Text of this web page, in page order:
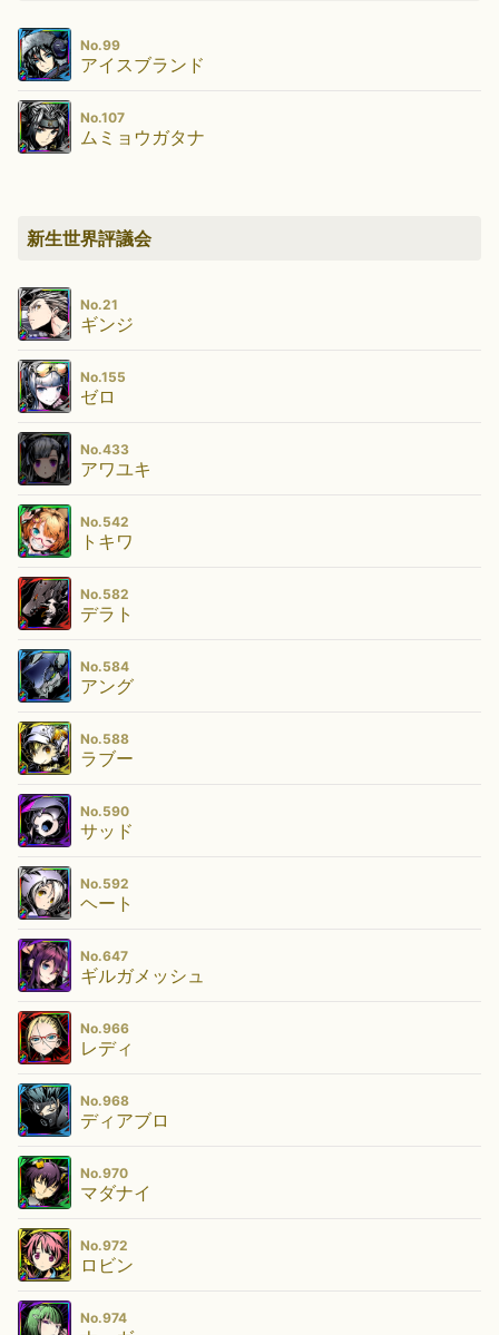
No.99
アイスブランド
No.107
ムミョウガタナ
新生世界評議会
No.21
ギンジ
No.155
ゼロ
No.433
アワユキ
No.542
トキワ
No.582
デラト
No.584
アング
No.588
ラブー
No.590
サッド
No.592
ヘート
No.647
ギルガメッシュ
No.966
レディ
No.968
ディアブロ
No.970
マダナイ
No.972
ロビン
No.974